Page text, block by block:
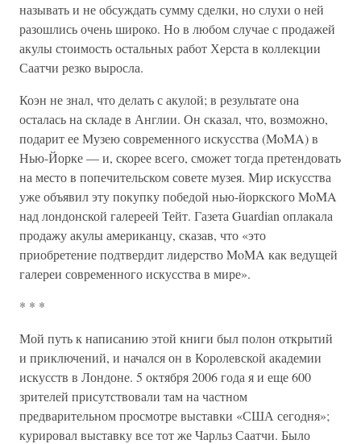
называть и не обсуждать сумму сделки, но слухи о ней
разошлись очень широко. Но в любом случае с продажей
акулы стоимость остальных работ Херста в коллекции
Саатчи резко выросла.
Коэн не знал, что делать с акулой; в результате она
осталась на складе в Англии. Он сказал, что, возможно,
подарит ее Музею современного искусства (MoMA) в
Нью-Йорке — и, скорее всего, сможет тогда претендовать
на место в попечительском совете музея. Мир искусства
уже объявил эту покупку победой нью-йоркского MoMA
над лондонской галереей Тейт. Газета Guardian оплакала
продажу акулы американцу, сказав, что «это
приобретение подтвердит лидерство MoMA как ведущей
галереи современного искусства в мире».
* * *
Мой путь к написанию этой книги был полон открытий
и приключений, и начался он в Королевской академии
искусств в Лондоне. 5 октября 2006 года я и еще 600
зрителей присутствовали там на частном
предварительном просмотре выставки «США сегодня»;
курировал выставку все тот же Чарльз Саатчи. Было